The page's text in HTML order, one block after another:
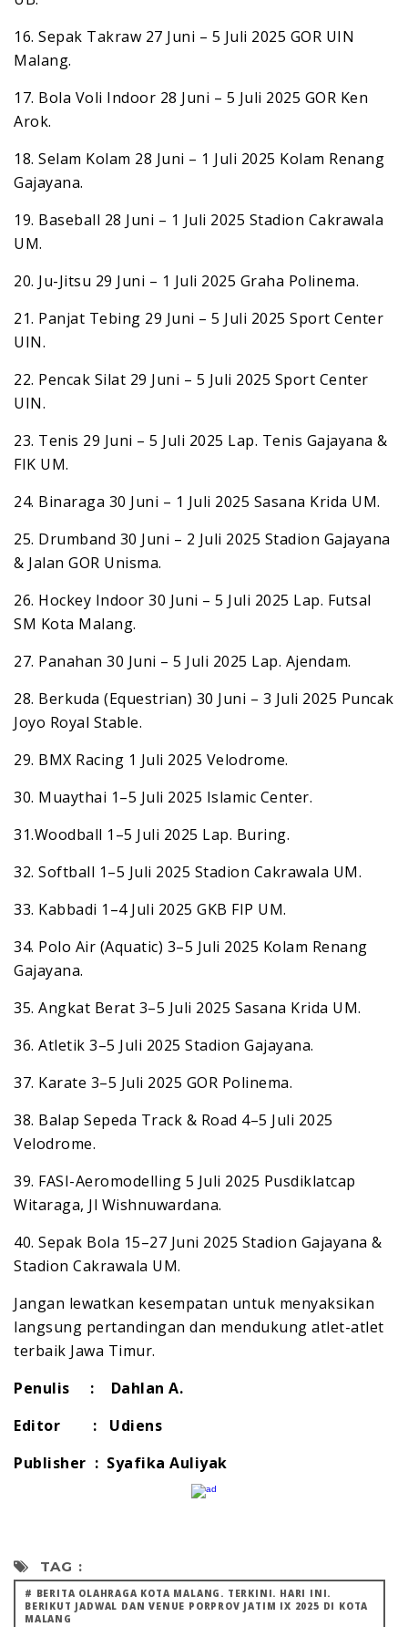
16. Sepak Takraw 27 Juni – 5 Juli 2025 GOR UIN
Malang.
17. Bola Voli Indoor 28 Juni – 5 Juli 2025 GOR Ken
Arok.
18. Selam Kolam 28 Juni – 1 Juli 2025 Kolam Renang
Gajayana.
19. Baseball 28 Juni – 1 Juli 2025 Stadion Cakrawala
UM.
20. Ju-Jitsu 29 Juni – 1 Juli 2025 Graha Polinema.
21. Panjat Tebing 29 Juni – 5 Juli 2025 Sport Center
UIN.
22. Pencak Silat 29 Juni – 5 Juli 2025 Sport Center
UIN.
23. Tenis 29 Juni – 5 Juli 2025 Lap. Tenis Gajayana &
FIK UM.
24. Binaraga 30 Juni – 1 Juli 2025 Sasana Krida UM.
25. Drumband 30 Juni – 2 Juli 2025 Stadion Gajayana
& Jalan GOR Unisma.
26. Hockey Indoor 30 Juni – 5 Juli 2025 Lap. Futsal
SM Kota Malang.
27. Panahan 30 Juni – 5 Juli 2025 Lap. Ajendam.
28. Berkuda (Equestrian) 30 Juni – 3 Juli 2025 Puncak
Joyo Royal Stable.
29. BMX Racing 1 Juli 2025 Velodrome.
30. Muaythai 1–5 Juli 2025 Islamic Center.
31.Woodball 1–5 Juli 2025 Lap. Buring.
32. Softball 1–5 Juli 2025 Stadion Cakrawala UM.
33. Kabbadi 1–4 Juli 2025 GKB FIP UM.
34. Polo Air (Aquatic) 3–5 Juli 2025 Kolam Renang
Gajayana.
35. Angkat Berat 3–5 Juli 2025 Sasana Krida UM.
36. Atletik 3–5 Juli 2025 Stadion Gajayana.
37. Karate 3–5 Juli 2025 GOR Polinema.
38. Balap Sepeda Track & Road 4–5 Juli 2025
Velodrome.
39. FASI-Aeromodelling 5 Juli 2025 Pusdiklatcap
Witaraga, Jl Wishnuwardana.
40. Sepak Bola 15–27 Juni 2025 Stadion Gajayana &
Stadion Cakrawala UM.
Jangan lewatkan kesempatan untuk menyaksikan
langsung pertandingan dan mendukung atlet-atlet
terbaik Jawa Timur.
Penulis : Dahlan A.
Editor : Udiens
Publisher : Syafika Auliyak
TAG :
# BERITA OLAHRAGA KOTA MALANG. TERKINI. HARI INI.
BERIKUT JADWAL DAN VENUE PORPROV JATIM IX 2025 DI KOTA
MALANG